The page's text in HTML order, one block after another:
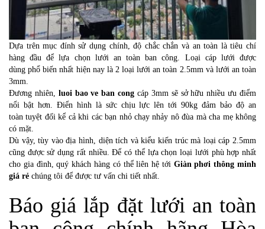
Dựa trên mục đính sử dụng chính, độ chắc chắn và an toàn là tiêu chí
hàng đầu để lựa chọn lưới an toàn ban công. Loại cáp lưới được
dùng phổ biến nhất hiện nay là 2 loại lưới an toàn 2.5mm và lưới an toàn
3mm.
Đương nhiên, luoi bao ve ban cong cáp 3mm sẽ sở hữu nhiều ưu điểm
nổi bật hơn. Điển hình là sức chịu lực lên tới 90kg đảm bảo độ an
toàn tuyệt đối kể cả khi các bạn nhỏ chạy nhảy nô đùa mà cha mẹ không
có mặt.
Dù vậy, tùy vào địa hình, diện tích và kiểu kiến trúc mà loại cáp 2.5mm
cũng được sử dụng rất nhiều. Để có thể lựa chọn loại lưới phù hợp nhất
cho gia đình, quý khách hàng có thể liên hệ tới Giàn phơi thông minh
giá rẻ chúng tôi để được tư vấn chi tiết nhất.
Báo giá lắp đặt lưới an toàn